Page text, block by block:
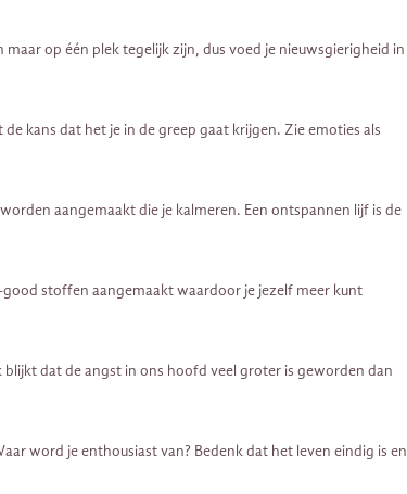
op één plek tegelijk zijn, dus voed je nieuwsgierigheid in
kans dat het je in de greep gaat krijgen. Zie emoties als
aangemaakt die je kalmeren. Een ontspannen lijf is de
stoffen aangemaakt waardoor je jezelf meer kunt
dat de angst in ons hoofd veel groter is geworden dan
word je enthousiast van? Bedenk dat het leven eindig is en